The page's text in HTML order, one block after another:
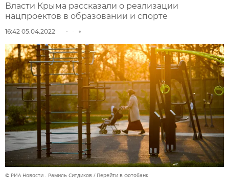
Власти Крыма рассказали о реализации
нацпроектов в образовании и спорте
16:42 05.04.2022
© РИА Новости . Рамиль Ситдиков Перейти в фотобанк